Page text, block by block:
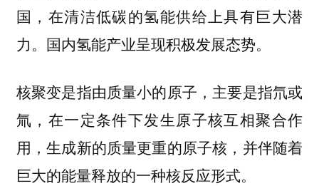
国，在清洁低碳的氢能供给上具有巨大潜
力。 国内氢能产业呈现积极发展态势。
核聚变是指由质量小的原子，主要是指氘或
氚，在一定条件下发生原子核互相聚合作
用，生成新的质量更重的原子核，并伴随着
巨大的能量释放的一种核反应形式。